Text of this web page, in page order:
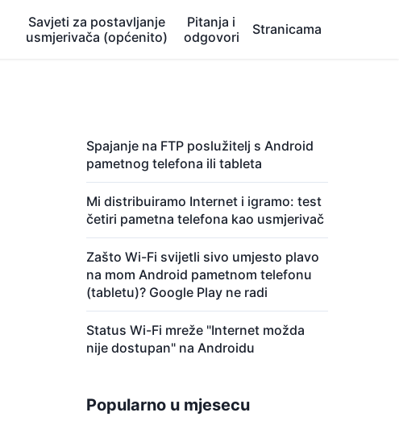
Savjeti za postavljanje
usmjerivača (općenito)
Pitanja i
odgovori
Stranicama
Spajanje na FTP poslužitelj s Android
pametnog telefona ili tableta
Mi distribuiramo Internet i igramo: test
četiri pametna telefona kao usmjerivač
Zašto Wi-Fi svijetli sivo umjesto plavo
na mom Android pametnom telefonu
(tabletu)? Google Play ne radi
Status Wi-Fi mreže "Internet možda
nije dostupan" na Androidu
Popularno u mjesecu